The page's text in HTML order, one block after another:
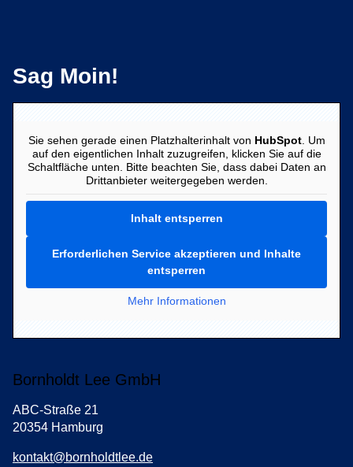
Sag Moin!
Sie sehen gerade einen Platzhalterinhalt von HubSpot. Um
auf den eigentlichen Inhalt zuzugreifen, klicken Sie auf die
Schaltfläche unten. Bitte beachten Sie, dass dabei Daten an
Drittanbieter weitergegeben werden.
Inhalt entsperren
Erforderlichen Service akzeptieren und Inhalte
entsperren
Mehr Informationen
Bornholdt Lee GmbH
ABC-Straße 21
20354 Hamburg
kontakt@bornholdtlee.de